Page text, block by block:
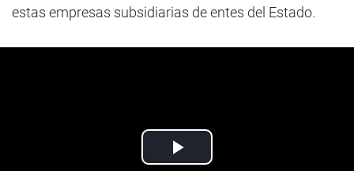
estas empresas subsidiarias de entes del Estado.